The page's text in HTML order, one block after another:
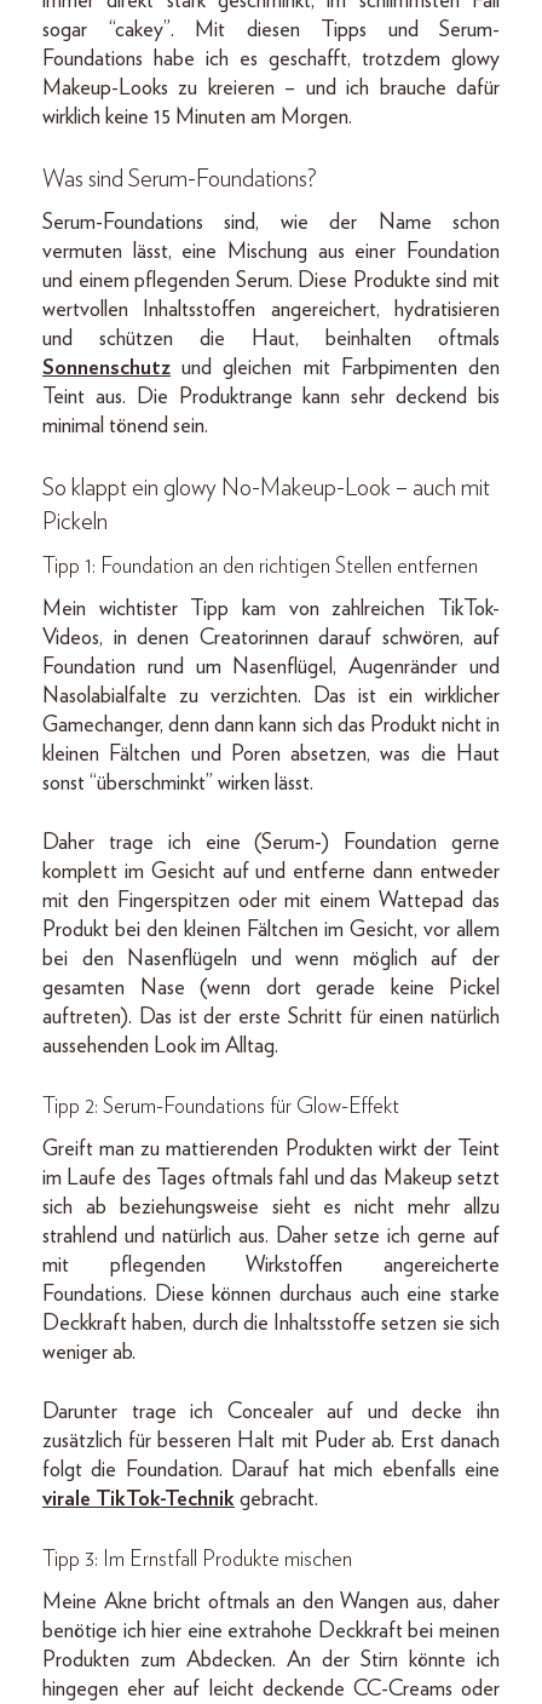
sogar “cakey”. Mit diesen Tipps und Serum-
Foundations habe ich es geschafft, trotzdem glowy
Makeup-Looks zu kreieren – und ich brauche dafür
wirklich keine 15 Minuten am Morgen.
Was sind Serum-Foundations?
Serum-Foundations sind, wie der Name schon
vermuten lässt, eine Mischung aus einer Foundation
und einem pflegenden Serum. Diese Produkte sind mit
wertvollen Inhaltsstoffen angereichert, hydratisieren
und schützen die Haut, beinhalten oftmals
Sonnenschutz und gleichen mit Farbpimenten den
Teint aus. Die Produktrange kann sehr deckend bis
minimal tönend sein.
So klappt ein glowy No-Makeup-Look – auch mit
Pickeln
Tipp 1: Foundation an den richtigen Stellen entfernen
Mein wichtister Tipp kam von zahlreichen TikTok-
Videos, in denen Creatorinnen darauf schwören, auf
Foundation rund um Nasenflügel, Augenränder und
Nasolabialfalte zu verzichten. Das ist ein wirklicher
Gamechanger, denn dann kann sich das Produkt nicht in
kleinen Fältchen und Poren absetzen, was die Haut
sonst “überschminkt” wirken lässt.
Daher trage ich eine (Serum-) Foundation gerne
komplett im Gesicht auf und entferne dann entweder
mit den Fingerspitzen oder mit einem Wattepad das
Produkt bei den kleinen Fältchen im Gesicht, vor allem
bei den Nasenflügeln und wenn möglich auf der
gesamten Nase (wenn dort gerade keine Pickel
auftreten). Das ist der erste Schritt für einen natürlich
aussehenden Look im Alltag.
Tipp 2: Serum-Foundations für Glow-Effekt
Greift man zu mattierenden Produkten wirkt der Teint
im Laufe des Tages oftmals fahl und das Makeup setzt
sich ab beziehungsweise sieht es nicht mehr allzu
strahlend und natürlich aus. Daher setze ich gerne auf
mit pflegenden Wirkstoffen angereicherte
Foundations. Diese können durchaus auch eine starke
Deckkraft haben, durch die Inhaltsstoffe setzen sie sich
weniger ab.
Darunter trage ich Concealer auf und decke ihn
zusätzlich für besseren Halt mit Puder ab. Erst danach
folgt die Foundation. Darauf hat mich ebenfalls eine
virale TikTok-Technik gebracht.
Tipp 3: Im Ernstfall Produkte mischen
Meine Akne bricht oftmals an den Wangen aus, daher
benötige ich hier eine extrahohe Deckkraft bei meinen
Produkten zum Abdecken. An der Stirn könnte ich
hingegen eher auf leicht deckende CC-Creams oder